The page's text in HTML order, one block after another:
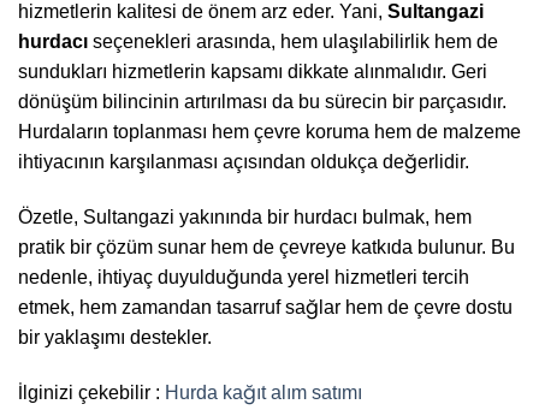
hizmetlerin kalitesi de önem arz eder. Yani, Sultangazi
hurdacı seçenekleri arasında, hem ulaşılabilirlik hem de
sundukları hizmetlerin kapsamı dikkate alınmalıdır. Geri
dönüşüm bilincinin artırılması da bu sürecin bir parçasıdır.
Hurdaların toplanması hem çevre koruma hem de malzeme
ihtiyacının karşılanması açısından oldukça değerlidir.
Özetle, Sultangazi yakınında bir hurdacı bulmak, hem
pratik bir çözüm sunar hem de çevreye katkıda bulunur. Bu
nedenle, ihtiyaç duyulduğunda yerel hizmetleri tercih
etmek, hem zamandan tasarruf sağlar hem de çevre dostu
bir yaklaşımı destekler.
İlginizi çekebilir : Hurda kağıt alım satımı